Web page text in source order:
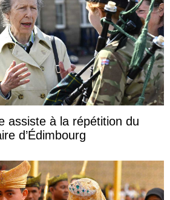
assiste à la répétition du
d’Édimbourg